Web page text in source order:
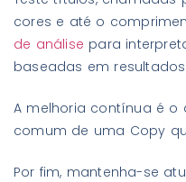
cores e até o
de análise para
baseadas em
A melhoria contínua é o
comum de uma Copy
Por fim, mantenha-se